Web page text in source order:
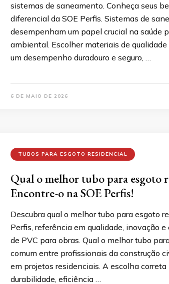
sistemas de saneamento. Conheça seus
diferencial da SOE Perfis. Sistemas de
desempenham um papel crucial na saúde
ambiental. Escolher materiais de
um desempenho duradouro e seguro, …
6 DE MAIO DE 2026
TUBOS PARA ESGOTO RESIDENCIAL
Qual o melhor tubo para esgoto
Encontre-o na SOE Perfis!
Descubra qual o melhor tubo para esgoto
Perfis, referência em qualidade, inovação
de PVC para obras. Qual o melhor tubo
comum entre profissionais da construção
em projetos residenciais. A escolha
durabilidade, eficiência …